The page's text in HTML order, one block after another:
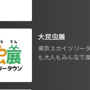
大昆虫展
東京スカイツリー
も大人もみんなで